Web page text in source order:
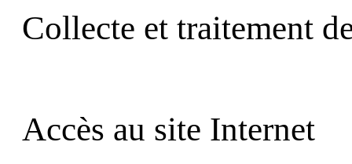
Collecte et traitement
Accès au site Internet